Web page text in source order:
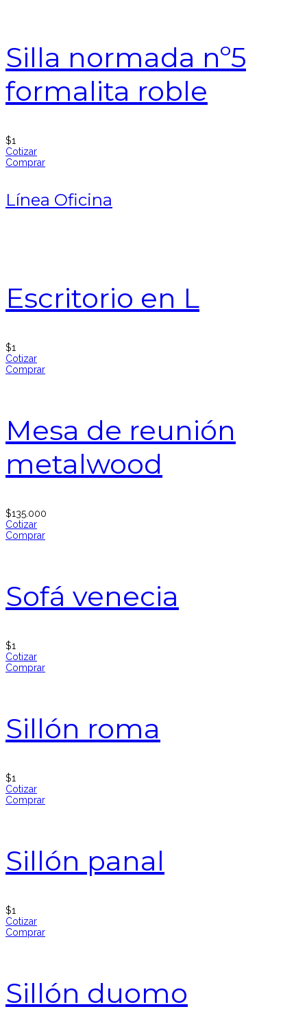
Silla normada nº5
formalita roble
$1
Cotizar
Comprar
Línea Oficina
Escritorio en L
$1
Cotizar
Comprar
Mesa de reunión
metalwood
$135.000
Cotizar
Comprar
Sofá venecia
$1
Cotizar
Comprar
Sillón roma
$1
Cotizar
Comprar
Sillón panal
$1
Cotizar
Comprar
Sillón duomo